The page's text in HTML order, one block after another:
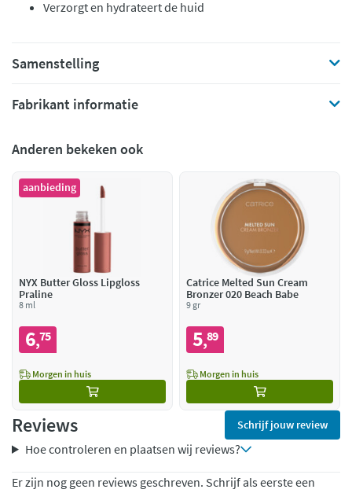
Verzorgt en hydrateert de huid
Samenstelling
Fabrikant informatie
Anderen bekeken ook
aanbieding
NYX Butter Gloss Lipgloss
Praline
8 ml
6,75
Morgen in huis
Catrice Melted Sun Cream
Bronzer 020 Beach Babe
9 gr
5,89
Morgen in huis
Reviews Schrijf jouw review
Hoe controleren en plaatsen wij reviews?
Er zijn nog geen reviews geschreven. Schrijf als eerste een